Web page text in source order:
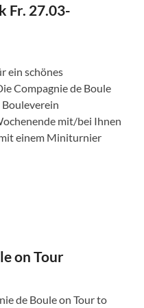
Fr. 27.03-
ein schönes
Compagnie de Boule
mit/bei Ihnen
einem Miniturnier
on Tour
de Boule on Tour to